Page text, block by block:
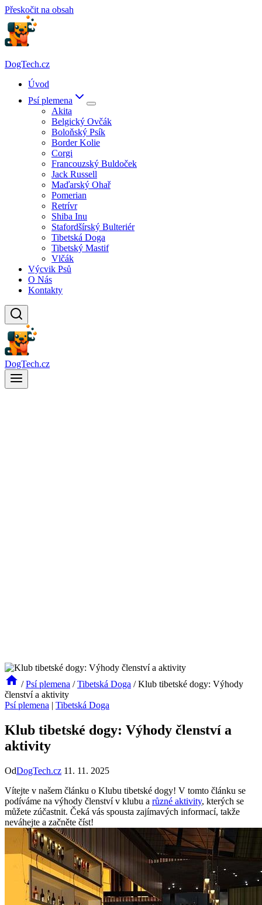
Přeskočit na obsah
DogTech.cz
Úvod
Psí plemena
Akita
Belgický Ovčák
Boloňský Psík
Border Kolie
Corgi
Francouzský Buldoček
Jack Russell
Maďarský Ohař
Pomerian
Retrívr
Shiba Inu
Stafordšírský Bulteriér
Tibetská Doga
Tibetský Mastif
Vlčák
Výcvik Psů
O Nás
Kontakty
DogTech.cz
/ Psí plemena / Tibetská Doga / Klub tibetské dogy: Výhody
členství a aktivity
Psí plemena | Tibetská Doga
Klub tibetské dogy: Výhody členství a
aktivity
OdDogTech.cz 11. 11. 2025
Vítejte v našem článku o Klubu tibetské dogy! V tomto článku se
podíváme na výhody členství v klubu a různé aktivity, kterých se
můžete zúčastnit. Čeká vás spousta zajímavých informací, takže
neváhejte a začněte číst!